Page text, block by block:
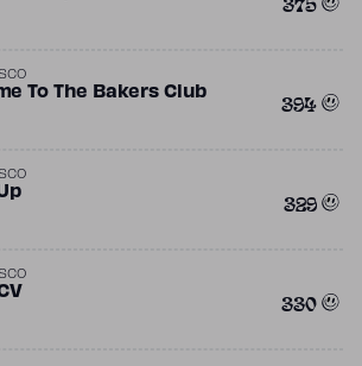
To The Bakers Club 394
329
330